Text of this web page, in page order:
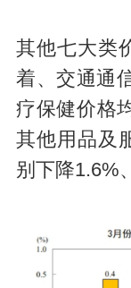
其他七大类
着、交通通
疗保健价格
其他用品及
别下降1.6%